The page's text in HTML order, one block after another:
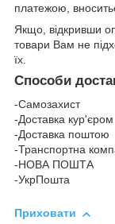
платежою,
Якщо, відкривши
товари Вам не
їх.
Способи
-Самозахист
-Доставка кур'єром
-Доставка поштою
-Транспортна
-НОВА ПОШТА
-УкрПошта
Приховати